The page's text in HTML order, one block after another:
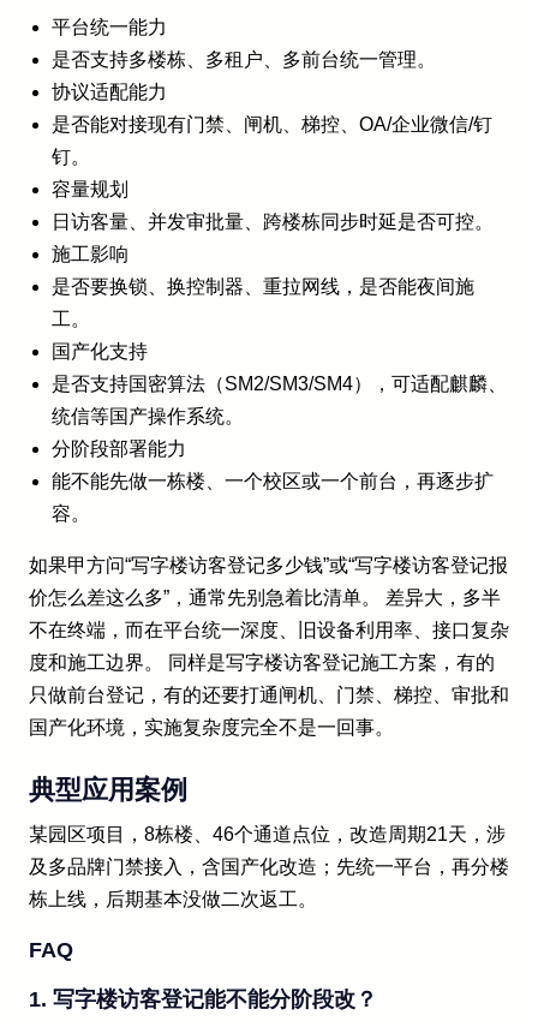
平台统一能力
是否支持多楼栋、多租户、多前台统一管理。
协议适配能力
是否能对接现有门禁、闸机、梯控、OA/企业微信/钉
钉。
容量规划
日访客量、并发审批量、跨楼栋同步时延是否可控。
施工影响
是否要换锁、换控制器、重拉网线，是否能夜间施
工。
国产化支持
是否支持国密算法（SM2/SM3/SM4），可适配麒麟、
统信等国产操作系统。
分阶段部署能力
能不能先做一栋楼、一个校区或一个前台，再逐步扩
容。
如果甲方问“写字楼访客登记多少钱”或“写字楼访客登记报
价怎么差这么多”，通常先别急着比清单。 差异大，多半
不在终端，而在平台统一深度、旧设备利用率、接口复杂
度和施工边界。 同样是写字楼访客登记施工方案，有的
只做前台登记，有的还要打通闸机、门禁、梯控、审批和
国产化环境，实施复杂度完全不是一回事。
典型应用案例
某园区项目，8栋楼、46个通道点位，改造周期21天，涉
及多品牌门禁接入，含国产化改造；先统一平台，再分楼
栋上线，后期基本没做二次返工。
FAQ
1. 写字楼访客登记能不能分阶段改？